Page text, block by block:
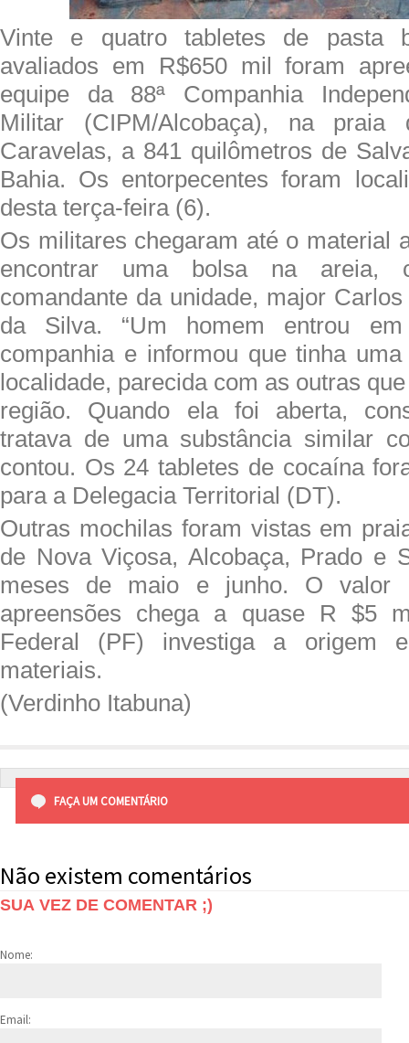
Vinte e quatro tabletes de pasta
avaliados em R$650 mil foram
equipe da 88ª Companhia
Militar (CIPM/Alcobaça), na praia
Caravelas, a 841 quilômetros de
Bahia. Os entorpecentes foram
desta terça-feira (6).
Os militares chegaram até o material
encontrar uma bolsa na areia,
comandante da unidade, major
da Silva. “Um homem entrou
companhia e informou que tinha
localidade, parecida com as outras
região. Quando ela foi aberta,
tratava de uma substância similar
contou. Os 24 tabletes de cocaína
para a Delegacia Territorial (DT).
Outras mochilas foram vistas em
de Nova Viçosa, Alcobaça, Prado e
meses de maio e junho. O valor
apreensões chega a quase R $5
Federal (PF) investiga a origem
materiais.
(Verdinho Itabuna)
FAÇA UM COMENTÁRIO
Não existem comentários
SUA VEZ DE COMENTAR ;)
Nome:
Email: